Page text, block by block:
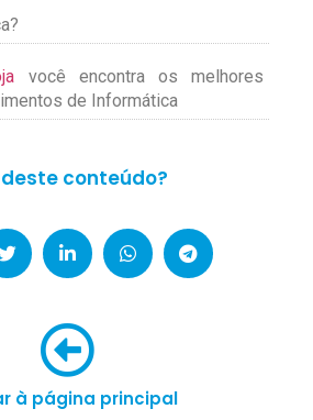
você encontra os melhores
de Informática
conteúdo?
à página principal